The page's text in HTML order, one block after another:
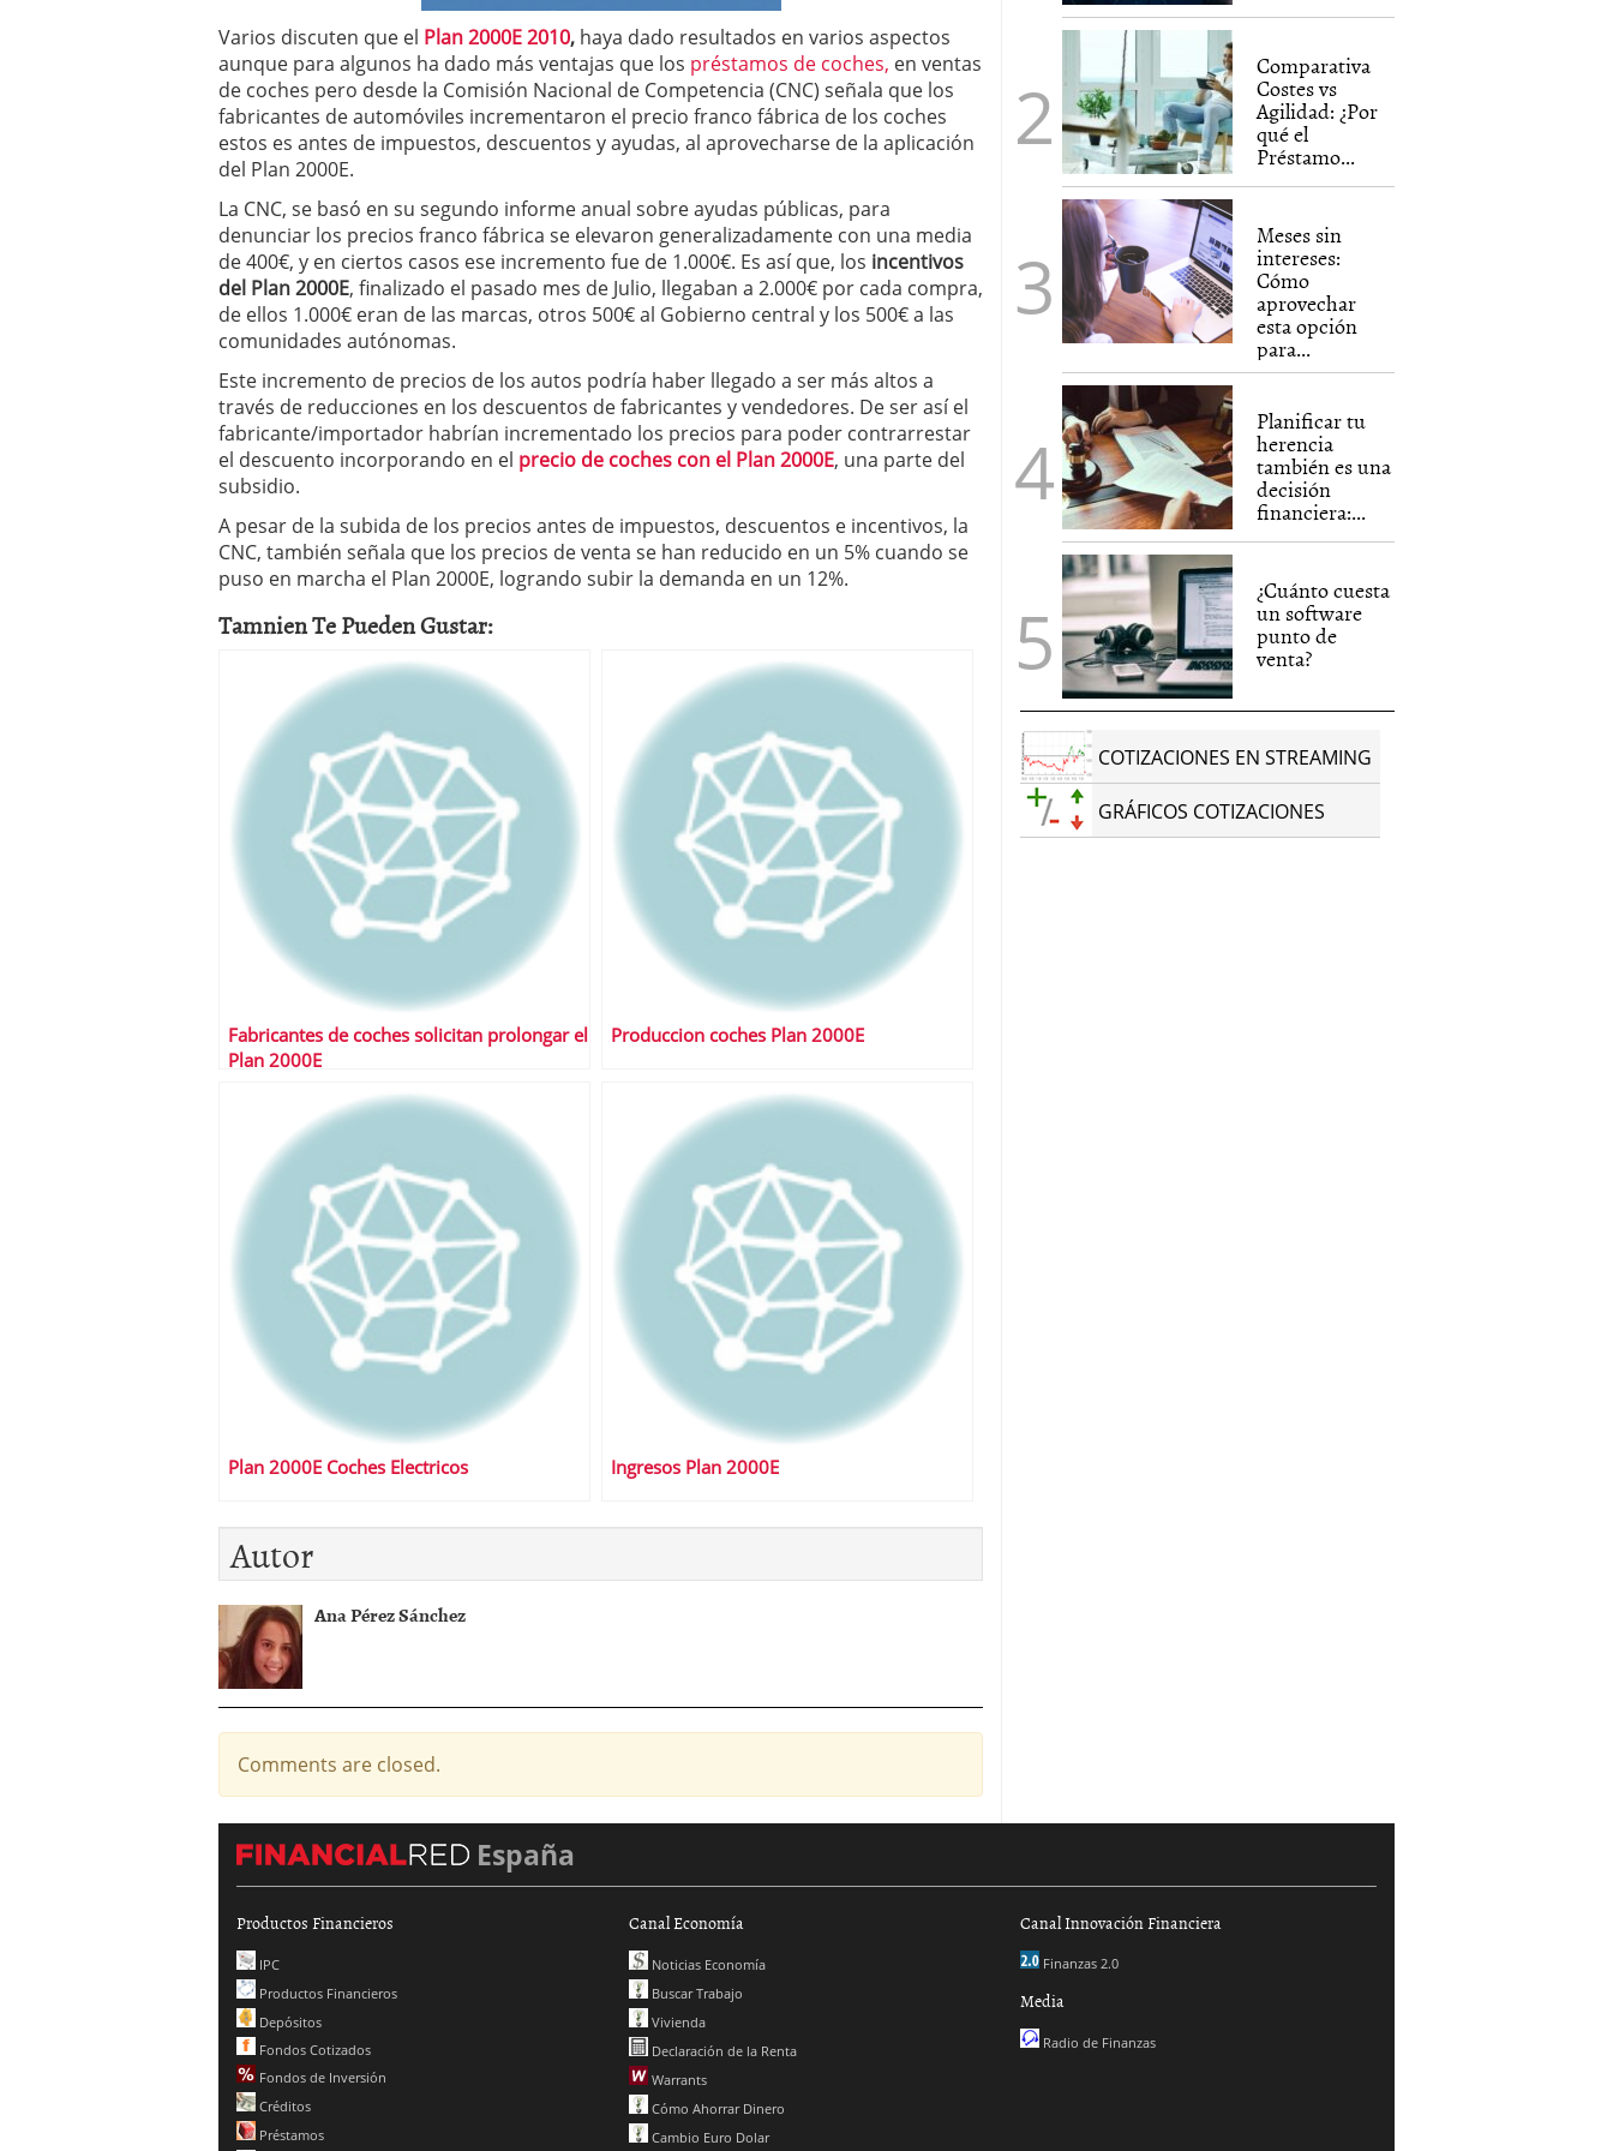
a los costes 21 de noviembre de 2025
¿Cuánto cuesta un software punto de venta? 3 de octubre de 2025
Varios discuten que el Plan 2000E 2010, haya dado resultados en varios aspectos
aunque para algunos ha dado más ventajas que los préstamos de coches, en ventas
de coches pero desde la Comisión Nacional de Competencia (CNC) señala que los
fabricantes de automóviles incrementaron el precio franco fábrica de los coches
estos es antes de impuestos, descuentos y ayudas, al aprovecharse de la aplicación
del Plan 2000E.
La CNC, se basó en su segundo informe anual sobre ayudas públicas, para
denunciar los precios franco fábrica se elevaron generalizadamente con una media
de 400€, y en ciertos casos ese incremento fue de 1.000€. Es así que, los incentivos
del Plan 2000E, finalizado el pasado mes de Julio, llegaban a 2.000€ por cada compra,
de ellos 1.000€ eran de las marcas, otros 500€ al Gobierno central y los 500€ a las
comunidades autónomas.
Este incremento de precios de los autos podría haber llegado a ser más altos a
través de reducciones en los descuentos de fabricantes y vendedores. De ser así el
fabricante/importador habrían incrementado los precios para poder contrarrestar
el descuento incorporando en el precio de coches con el Plan 2000E, una parte del
subsidio.
A pesar de la subida de los precios antes de impuestos, descuentos e incentivos, la
CNC, también señala que los precios de venta se han reducido en un 5% cuando se
puso en marcha el Plan 2000E, logrando subir la demanda en un 12%.
Tamnien Te Pueden Gustar:
Fabricantes de coches solicitan prolongar el
Plan 2000E
Produccion coches Plan 2000E
Plan 2000E Coches Electricos Ingresos Plan 2000E
Autor
Ana Pérez Sánchez
Comments are closed.
Comparativa
Costes vs
Agilidad: ¿Por
qué el
Préstamo...
Meses sin
intereses:
Cómo
aprovechar
esta opción
para...
Planificar tu
herencia
también es una
decisión
financiera:...
¿Cuánto cuesta
un software
punto de
venta?
COTIZACIONES EN STREAMING
GRÁFICOS COTIZACIONES
España
Productos Financieros
IPC
Productos Financieros
Depósitos
Fondos Cotizados
Fondos de Inversión
Créditos
Préstamos
Canal Economía
Noticias Economía
Buscar Trabajo
Vivienda
Declaración de la Renta
Warrants
Cómo Ahorrar Dinero
Cambio Euro Dolar
Canal Innovación Financiera
Finanzas 2.0
Media
Radio de Finanzas